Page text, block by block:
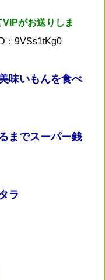
がお送りしま
：9VSs1tKg0
味いもんを食べ
までスーパー銭
ラ